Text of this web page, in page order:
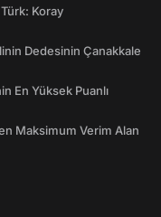
Koray
Dedesinin Çanakkale
En Yüksek Puanlı
Maksimum Verim Alan